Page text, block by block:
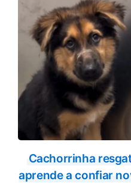
Cachorrinha
aprende a confiar